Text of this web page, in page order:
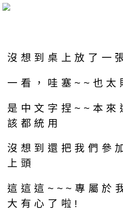
沒想到桌上放了一
一看，哇塞~~也太
是中文字捏~~本來
該都統用
沒想到還把我們參
上頭
這這這~~~專屬於
大有心了啦!